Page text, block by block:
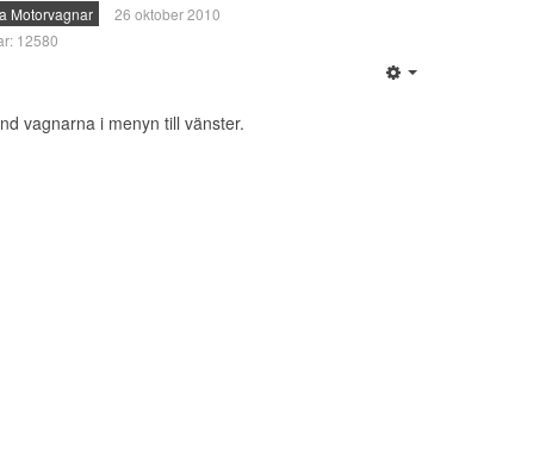
Motorvagnar
26 oktober 2010
12580
vagnarna i menyn till vänster.